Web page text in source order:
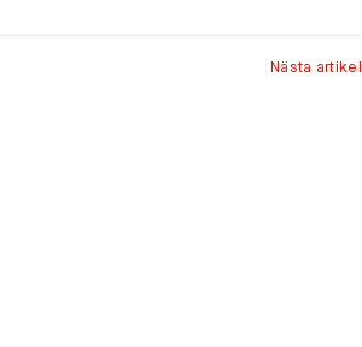
Nästa artikel